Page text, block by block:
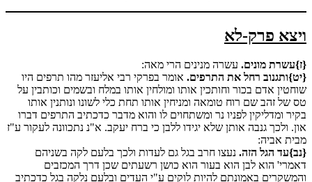
ויצא פרק-לא
{ז}עשרת מונים. עשרה מנינים הרי מאה:
{יט}ותגנוב רחל את התרפים. אומר בפרקי רבי אליעזר מהו תרפים היו
שוחטין אדם בכור וחותכין אותו ומולחין אותו במלח ובשמים וכותבין על
טס של זהב שם רוח טומאה ומניחין אותו תחת כלי לשונו ונותנין אותו
בקיר ומדליקין לפניו נר ומשתחוים לו והוא מדבר כדכתיב התרפים דברו
און. ולכך גנבה אותן שלא יגידו ללבן כי ברח יעקב. א"נ נתכוונה לעקור ע"ז
מבית אביה:
{נב}עד הגל הזה. נעצו חרב בגל גם לעדות ולכך בלעם לקה בשניהם
דאמרי' הוא לבן הוא בעור הוא כושן רשעתים שכן דרך המכזבים
והמשקרים באמונתם להיות לוקים ע"י העדים ובלעם נלקה בגל כדכתיב